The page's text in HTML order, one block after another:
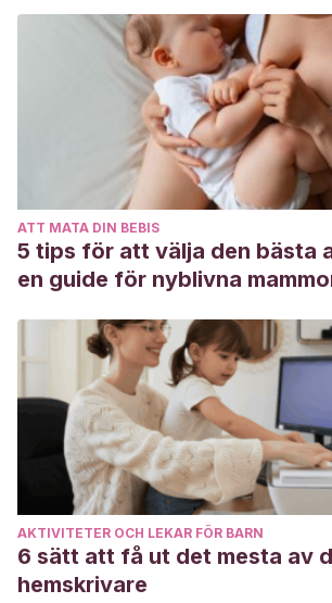
ATT MATA DIN BEBIS
5 tips för att välja den bästa
en guide för nyblivna
AKTIVITETER OCH LEKAR FÖR BARN
6 sätt att få ut det mesta av
hemskrivare